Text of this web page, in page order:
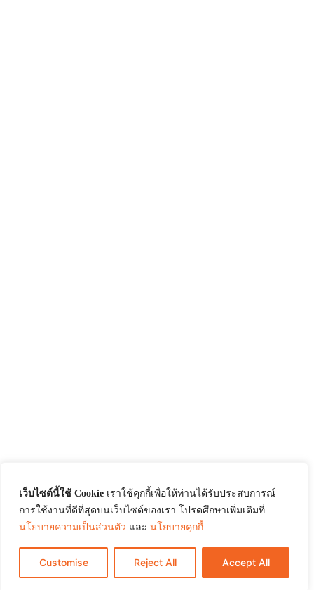
เว็บไซต์นี้ใช้ Cookie เราใช้คุกกี้เพื่อให้ท่านได้รับประสบการณ์
การใช้งานที่ดีที่สุดบนเว็บไซต์ของเรา โปรดศึกษาเพิ่มเติมที่
นโยบายความเป็นส่วนตัว และ นโยบายคุกกี้
Customise Reject All Accept All